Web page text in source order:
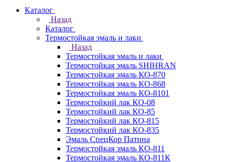
Каталог
Назад
Каталог
Термостойкая эмаль и лаки
Назад
Термостойкая эмаль и лаки
Термостойкая эмаль SHIHRAN
Термостойкая эмаль КО-870
Термостойкая эмаль КО-868
Термостойкая эмаль КО-8101
Термостойкий лак КО-08
Термостойкий лак КО-85
Термостойкий лак КО-815
Термостойкий лак КО-835
Эмаль СпецКор Патина
Термостойкая эмаль КО-811
Термостойкая эмаль КО-811К